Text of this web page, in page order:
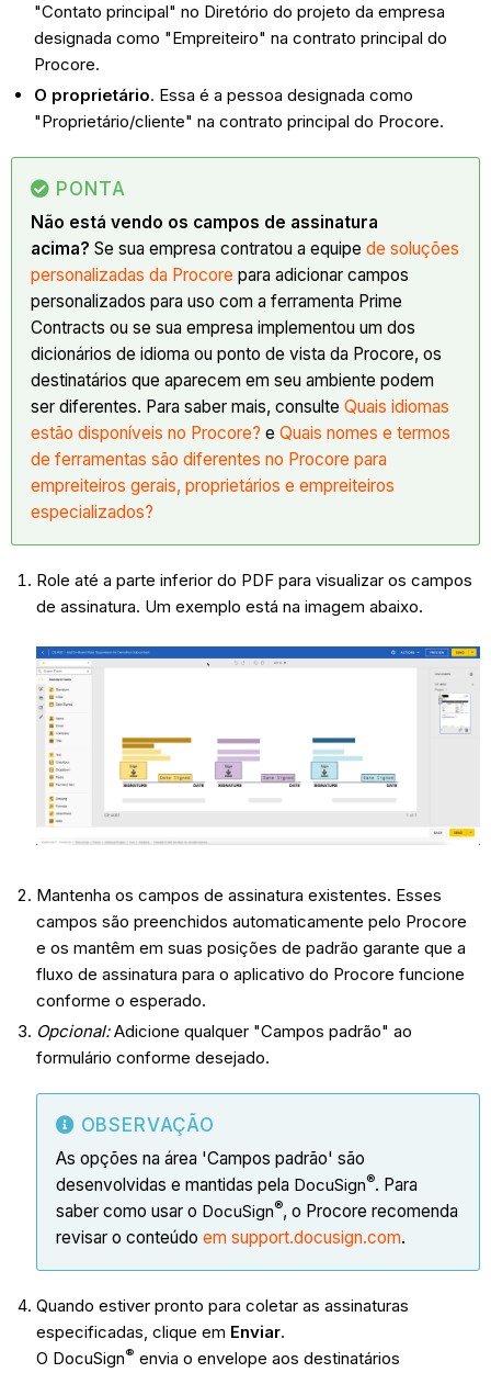
"Contato principal" no Diretório do projeto da empresa
designada como "Empreiteiro" na contrato principal do
Procore.
O proprietário. Essa é a pessoa designada como
"Proprietário/cliente" na contrato principal do Procore.
PONTA
Não está vendo os campos de assinatura
acima? Se sua empresa contratou a equipede soluções
personalizadas da Procore para adicionar campos
personalizados para uso com a ferramenta Prime
Contracts ou se sua empresa implementou um dos
dicionários de idioma ou ponto de vista da Procore, os
destinatários que aparecem em seu ambiente podem
ser diferentes. Para saber mais, consulteQuais idiomas
estão disponíveis no Procore? eQuais nomes e termos
de ferramentas são diferentes no Procore para
empreiteiros gerais, proprietários e empreiteiros
especializados?
Role até a parte inferior do PDF para visualizar os campos
de assinatura. Um exemplo está na imagem abaixo.
Mantenha os campos de assinatura existentes. Esses
campos são preenchidos automaticamente pelo Procore
e os mantêm em suas posições de padrão garante que a
fluxo de assinatura para o aplicativo do Procore funcione
conforme o esperado.
Opcional:Adicione qualquer "Campos padrão" ao
formulário conforme desejado.
OBSERVAÇÃO
As opções na área 'Campos padrão' são
desenvolvidas e mantidas pela DocuSign®. Para
saber como usar o DocuSign®, o Procore recomenda
revisar o conteúdo em support.docusign.com.
Quando estiver pronto para coletar as assinaturas
especificadas, clique em Enviar.
O DocuSign® envia o envelope aos destinatários